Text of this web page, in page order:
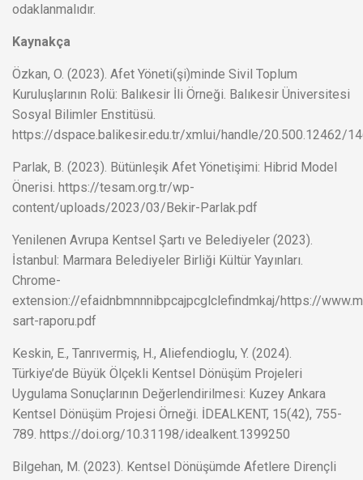
odaklanmalıdır.
Kaynakça
Özkan, O. (2023). Afet Yöneti(şi)minde Sivil Toplum
Kuruluşlarının Rolü: Balıkesir İli Örneği. Balıkesir Üniversitesi
Sosyal Bilimler Enstitüsü.
https://dspace.balikesir.edu.tr/xmlui/handle/20.500.12462/
Parlak, B. (2023). Bütünleşik Afet Yönetişimi: Hibrid Model
Önerisi. https://tesam.org.tr/wp-
content/uploads/2023/03/Bekir-Parlak.pdf
Yenilenen Avrupa Kentsel Şartı ve Belediyeler (2023).
İstanbul: Marmara Belediyeler Birliği Kültür Yayınları.
Chrome-
extension://efaidnbmnnnibpcajpcglclefindmkaj/https://
sart-raporu.pdf
Keskin, E., Tanrıvermiş, H., Aliefendioglu, Y. (2024).
Türkiye’de Büyük Ölçekli Kentsel Dönüşüm Projeleri
Uygulama Sonuçlarının Değerlendirilmesi: Kuzey Ankara
Kentsel Dönüşüm Projesi Örneği. İDEALKENT, 15(42), 755-
789. https://doi.org/10.31198/idealkent.1399250
Bilgehan, M. (2023). Kentsel Dönüşümde Afetlere Dirençli